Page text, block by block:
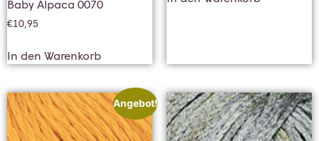
Baby Alpaca 0070
€10,95
In den Warenkorb
Angebot!